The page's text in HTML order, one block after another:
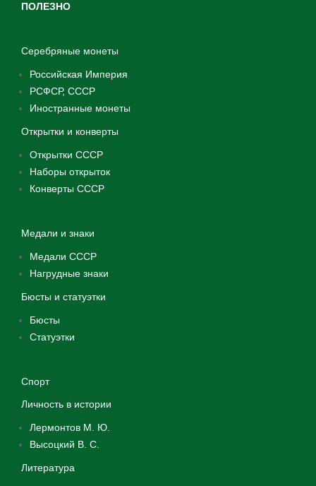
ПОЛЕЗНО
Серебряные монеты
Российская Империя
РСФСР, СССР
Иностранные монеты
Открытки и конверты
Открытки СССР
Наборы открыток
Конверты СССР
Медали и знаки
Медали СССР
Нагрудные знаки
Бюсты и статуэтки
Бюсты
Статуэтки
Спорт
Личность в истории
Лермонтов М. Ю.
Высоцкий В. С.
Литература